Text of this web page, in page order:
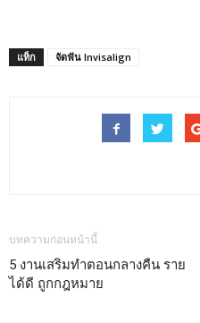
แท็ก จัดฟัน Invisalign
บทความก่อนหน้านี้
5 งานเสริมทำตอนกลางคืน ราย
ได้ดี ถูกกฎหมาย